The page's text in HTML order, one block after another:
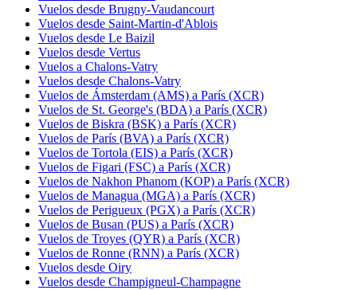
Vuelos desde Brugny-Vaudancourt
Vuelos desde Saint-Martin-d'Ablois
Vuelos desde Le Baizil
Vuelos desde Vertus
Vuelos a Chalons-Vatry
Vuelos desde Chalons-Vatry
Vuelos de Ámsterdam (AMS) a París (XCR)
Vuelos de St. George's (BDA) a París (XCR)
Vuelos de Biskra (BSK) a París (XCR)
Vuelos de París (BVA) a París (XCR)
Vuelos de Tortola (EIS) a París (XCR)
Vuelos de Figari (FSC) a París (XCR)
Vuelos de Nakhon Phanom (KOP) a París (XCR)
Vuelos de Managua (MGA) a París (XCR)
Vuelos de Perigueux (PGX) a París (XCR)
Vuelos de Busan (PUS) a París (XCR)
Vuelos de Troyes (QYR) a París (XCR)
Vuelos de Ronne (RNN) a París (XCR)
Vuelos desde Oiry
Vuelos desde Champigneul-Champagne